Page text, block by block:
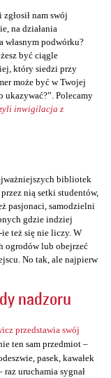
nam swój
na działania
własnym podwórku?
być ciągle
który siedzi przy
może być w Twojej
ukazywać?”. Polecamy
inwigilacja z
bibliotek
nią setki studentów,
pasjonaci, samodzielni
gdzie indziej
też się nie liczy. W
ogrodów lub obejrzeć
No tak, ale najpierw
nadzoru
przedstawia swój
ten sam przedmiot –
pasek, kawałek
uruchamia sygnał